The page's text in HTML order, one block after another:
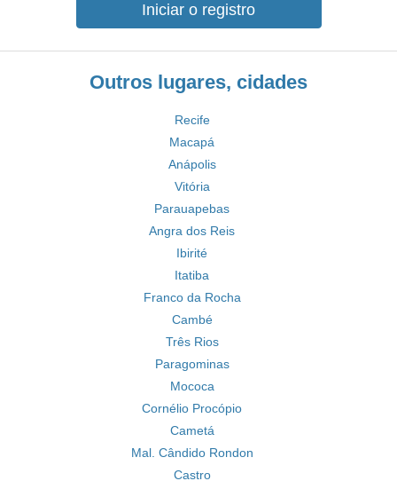
Iniciar o registro
Outros lugares, cidades
Recife
Macapá
Anápolis
Vitória
Parauapebas
Angra dos Reis
Ibirité
Itatiba
Franco da Rocha
Cambé
Três Rios
Paragominas
Mococa
Cornélio Procópio
Cametá
Mal. Cândido Rondon
Castro